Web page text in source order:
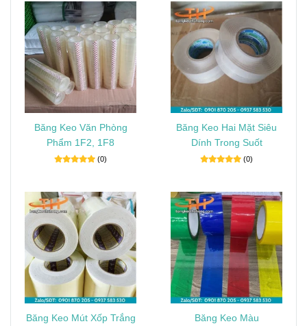
Băng Keo Văn Phòng
Phẩm 1F2, 1F8
(0)
Băng Keo Hai Mặt Siêu
Dính Trong Suốt
(0)
Băng Keo Mút Xốp Trắng
Băng Keo Màu